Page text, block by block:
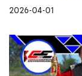
2026-04-01